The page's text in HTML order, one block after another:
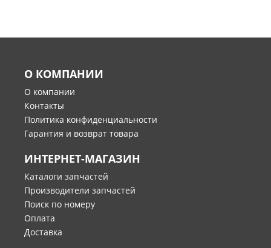
О КОМПАНИИ
О компании
Контакты
Политика конфиденциальности
Гарантия и возврат товара
ИНТЕРНЕТ-МАГАЗИН
Каталоги запчастей
Производители запчастей
Поиск по номеру
Оплата
Доставка